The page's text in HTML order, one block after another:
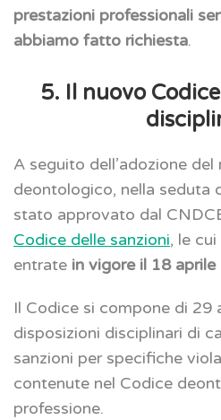
prestazioni professionali
abbiamo fatto richiesta.
5. Il nuovo
A seguito dell’adozione
deontologico, nella seduta
stato approvato dal
Codice delle sanzioni, le
entrate in vigore il 18
Il Codice si compone di 29
disposizioni disciplinari di
sanzioni per specifiche
contenute nel Codice
professione.